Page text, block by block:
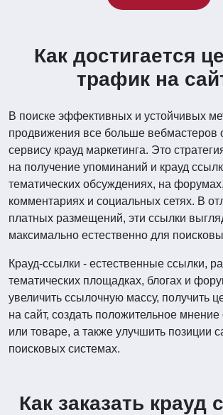
Как достигается
трафик на
В поиске эффективных и устойчивых
продвижения все больше вебмастеров
сервису крауд маркетинга. Это
на получение упоминаний и крауд
тематических обсуждениях, на
комментариях и социальных сетях. В
платных размещений, эти ссылки
максимально естественно для
Крауд-ссылки - естественные ссылки,
тематических площадках, блогах и
увеличить ссылочную массу, получить
на сайт, создать положительное мнение
или товаре, а также улучшить позиции
поисковых системах.
Как заказать крауд